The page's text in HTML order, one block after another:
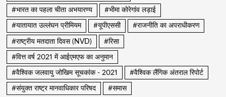
#भारत का पहला चीता अभयारण्य #भीमा कोरेगांव लड़ाई
#यातायात उल्लंघन प्रीमियम #यूपीएससी #राजनीति का अपराधीकरण
#राष्ट्रीय मतदाता दिवस (NVD) #रिसा
#वित्त वर्ष 2021 में आईएमएफ का अनुमान
#वैश्विक जलवायु जोखिम सूचकांक - 2021 #वैश्विक लैंगिक अंतराल रिपोर्ट
#संयुक्त राष्ट्र मानवाधिकार परिषद #समास